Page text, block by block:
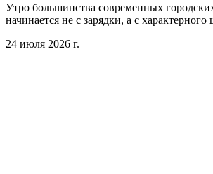
Утро большинства современных
начинается не с зарядки, а с
24 июля 2026 г.